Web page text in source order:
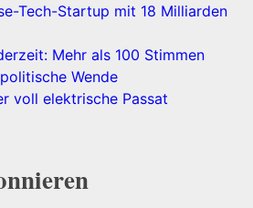
Tech-Startup mit 18 Milliarden
Mehr als 100 Stimmen
Wende
voll elektrische Passat